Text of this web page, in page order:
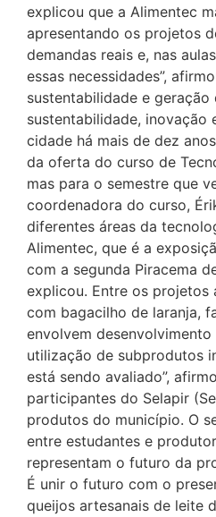
explicou que a Alimentec
apresentando os projetos
demandas reais e, nas
essas necessidades”,
sustentabilidade e
sustentabilidade, inovação
cidade há mais de dez
da oferta do curso de
mas para o semestre que
coordenadora do curso,
diferentes áreas da
Alimentec, que é a
com a segunda Piracema
explicou. Entre os projetos
com bagacilho de laranja,
envolvem
utilização de subprodutos
está sendo avaliado”,
participantes do Selapir
produtos do município. O
entre estudantes e
representam o futuro da
É unir o futuro com o
queijos artesanais de leite